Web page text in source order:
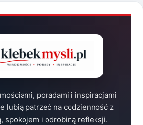
poradami i inspiracjami
lubią patrzeć na codzienność z
spokojem i odrobiną refleksji.